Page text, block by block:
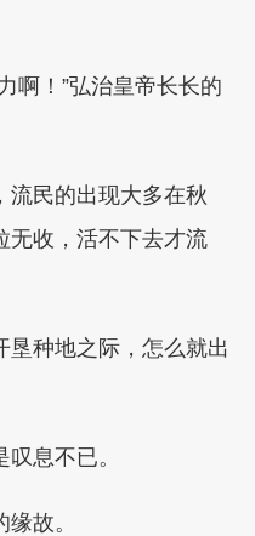
啊！”弘治皇帝长长的
流民的出现大多在秋
无收，活不下去才流
垦种地之际，怎么就出
息不已。
故。